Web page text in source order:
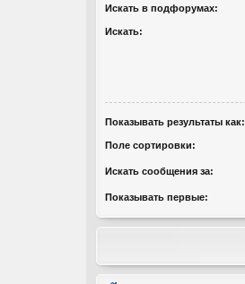
Искать в подфорумах:
Искать:
Показывать результаты как:
Поле сортировки:
Искать сообщения за:
Показывать первые: